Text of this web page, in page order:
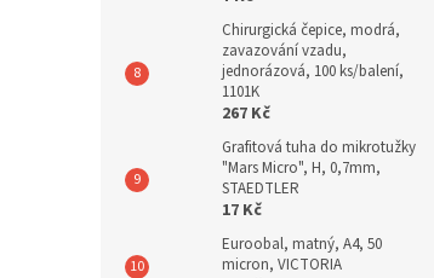
Chirurgická čepice, modrá,
zavazování vzadu,
jednorázová, 100 ks/balení,
1101K
267 Kč
Grafitová tuha do mikrotužky
"Mars Micro", H, 0,7mm,
STAEDTLER
17 Kč
Euroobal, matný, A4, 50
micron, VICTORIA